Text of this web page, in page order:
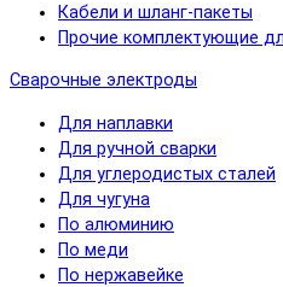
Кабели и шланг-пакеты
Прочие комплектующие
Сварочные электроды
Для наплавки
Для ручной сварки
Для углеродистых сталей
Для чугуна
По алюминию
По меди
По нержавейке